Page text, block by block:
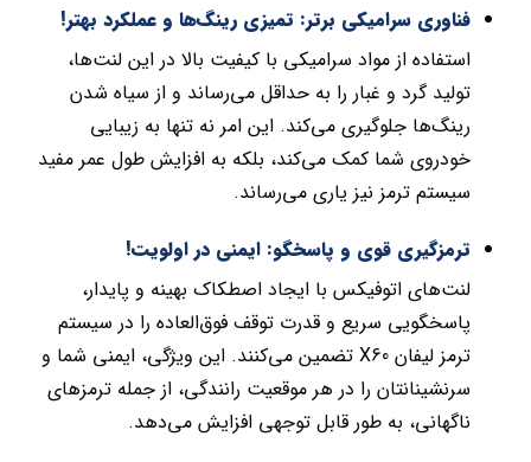
فناوری سرامیکی برتر: تمیزی رینگ‌ها و عملکرد بهتر!
استفاده از مواد سرامیکی با کیفیت بالا در این لنت‌ها،
تولید گرد و غبار را به حداقل می‌رساند و از سیاه شدن
رینگ‌ها جلوگیری می‌کند. این امر نه تنها به زیبایی
خودروی شما کمک می‌کند، بلکه به افزایش طول عمر مفید
سیستم ترمز نیز یاری می‌رساند.
ترمزگیری قوی و پاسخگو: ایمنی در اولویت!
لنت‌های اتوفیکس با ایجاد اصطکاک بهینه و پایدار،
پاسخگویی سریع و قدرت توقف فوق‌العاده را در سیستم
ترمز لیفان X60 تضمین می‌کنند. این ویژگی، ایمنی شما و
سرنشینانتان را در هر موقعیت رانندگی، از جمله ترمزهای
ناگهانی، به طور قابل توجهی افزایش می‌دهد.